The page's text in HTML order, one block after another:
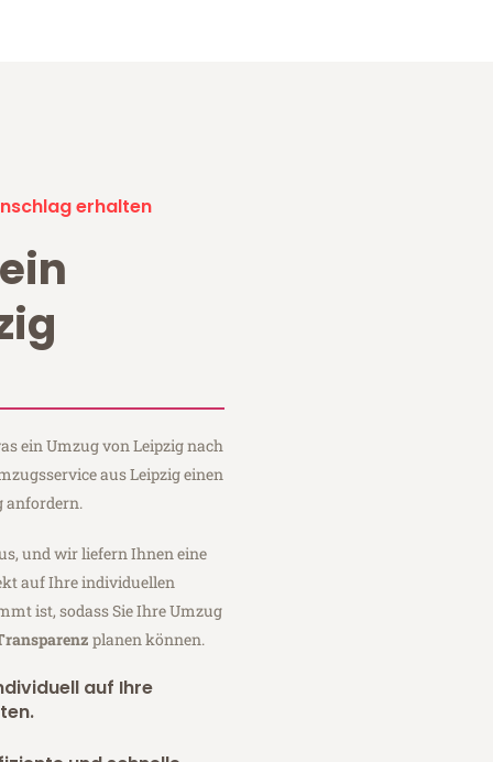
erhalten
ein Umzug von Leipzig nach
aus Leipzig einen
anfordern.
und wir liefern Ihnen eine
auf Ihre individuellen
ist, sodass Sie Ihre Umzug
planen können.
auf Ihre